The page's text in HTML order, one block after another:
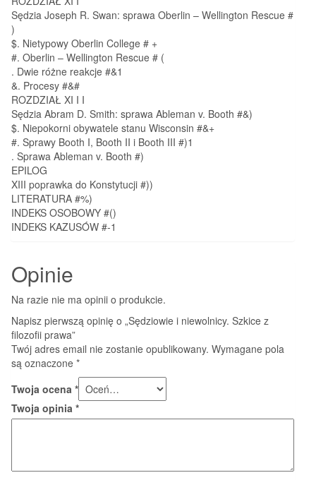
Sędzia Joseph R. Swan: sprawa Oberlin – Wellington Rescue #
)
$. Nietypowy Oberlin College # +
#. Oberlin – Wellington Rescue # (
. Dwie różne reakcje #&1
&. Procesy #&#
ROZDZIAŁ XI I I
Sędzia Abram D. Smith: sprawa Ableman v. Booth #&)
$. Niepokorni obywatele stanu Wisconsin #&+
#. Sprawy Booth I, Booth II i Booth III #)1
. Sprawa Ableman v. Booth #)
EPILOG
XIII poprawka do Konstytucji #))
LITERATURA #%)
INDEKS OSOBOWY #()
INDEKS KAZUSÓW #-1
Opinie
Na razie nie ma opinii o produkcie.
Napisz pierwszą opinię o „Sędziowie i niewolnicy. Szkice z
filozofii prawa”
Twój adres email nie zostanie opublikowany. Wymagane pola
są oznaczone *
Twoja ocena *
Twoja opinia *